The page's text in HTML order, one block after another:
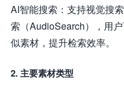
AI智能搜索：支持视觉搜
索（AudioSearch），用
似素材，提升检索效率。
2. 主要素材类型